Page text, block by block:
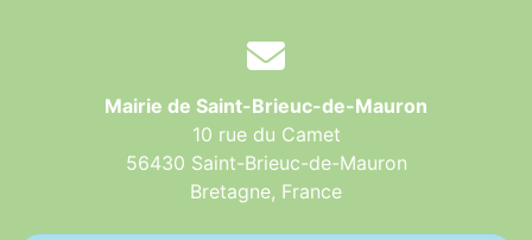
Mairie de Saint-Brieuc-de-Mauron
10 rue du Camet
56430 Saint-Brieuc-de-Mauron
Bretagne, France